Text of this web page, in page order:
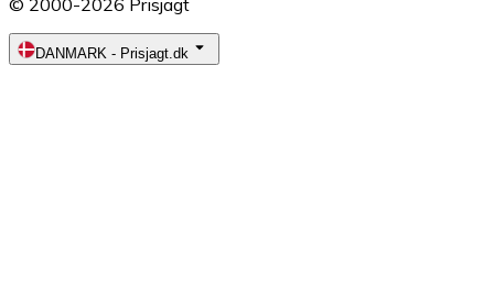
© 2000-2026 Prisjagt
DANMARK - Prisjagt.dk